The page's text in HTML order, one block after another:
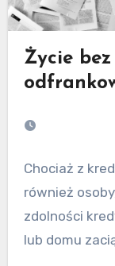
Życie
Chociaż z
również
zdolności
lub domu